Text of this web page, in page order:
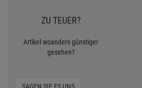
ZU TEUER?
Artikel woanders günstiger
gesehen?